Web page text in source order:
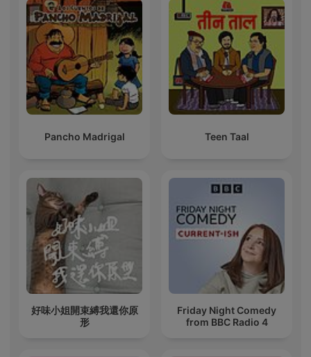
Pancho Madrigal Teen Taal
好味小姐開束縛我還你原
形
Friday Night Comedy
from BBC Radio 4